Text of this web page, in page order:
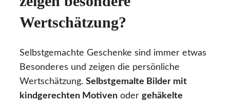
Wertschätzung?
Selbstgemachte Geschenke sind immer etwas
Besonderes und zeigen die persönliche
Wertschätzung. Selbstgemalte Bilder mit
kindgerechten Motiven oder gehäkelte